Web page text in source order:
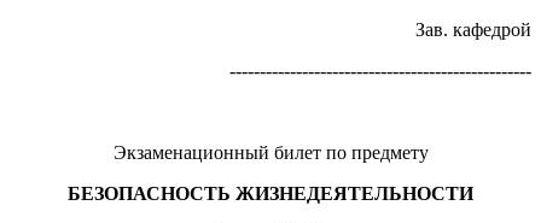
Зав. кафедрой
--------------------------------------------------
Экзаменационный билет по предмету
БЕЗОПАСНОСТЬ ЖИЗНЕДЕЯТЕЛЬНОСТИ